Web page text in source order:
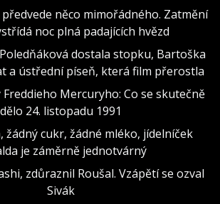
něco mimořádného. Zatmění
noc plná padajících hvězd
dostala stopku, Bartoška
a ústřední píseň, která film přerostla
Mercuryho: Co se skutečně
dělo 24. listopadu 1991
žádný cukr, žádné mléko, jídelníček
je záměrně jednotvárný
zdůraznil Roušal. Vzápětí se ozval
Sivák